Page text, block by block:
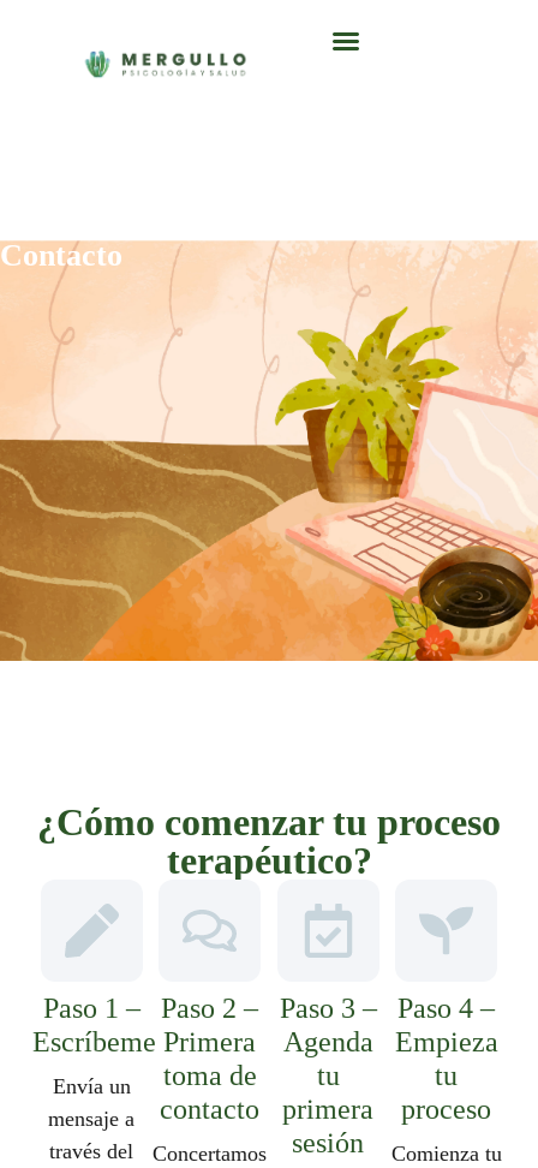
Contacto
¿Cómo comenzar tu proceso
terapéutico?
Paso 1 –
Escríbeme
Envía un
mensaje a
través del
Paso 2 –
Primera
toma de
contacto
Concertamos
Paso 3 –
Agenda
tu
primera
sesión
Paso 4 –
Empieza
tu
proceso
Comienza tu